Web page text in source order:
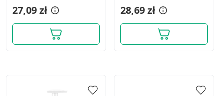
27,09 zł
pompką
28,69 zł